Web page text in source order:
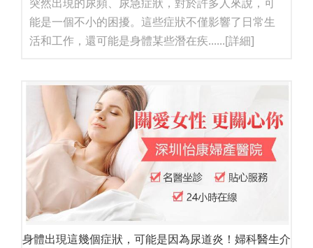
能是一個不小的困擾。這些症狀不僅影響了日常生
活和工作，還可能是身體某些潛在疾......[詳細]
身體出現這幾個症狀，可能是因為尿道炎！婦科醫生介